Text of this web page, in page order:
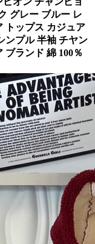
グレー ブルー レ
トップス カジュア
ンプル 半袖 チヤン
ブランド 綿 100％